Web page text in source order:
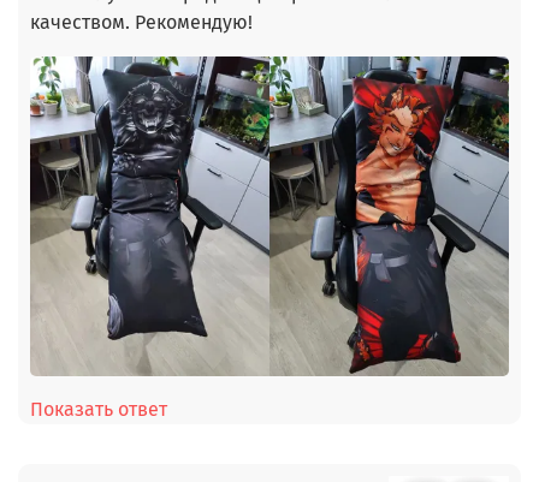
качеством. Рекомендую!
Показать ответ